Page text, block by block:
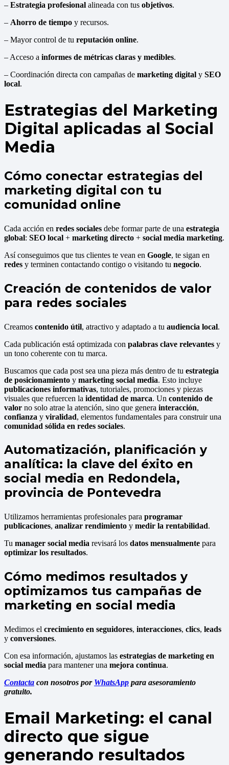
– Estrategia profesional alineada con tus objetivos.
– Ahorro de tiempo y recursos.
– Mayor control de tu reputación online.
– Acceso a informes de métricas claras y medibles.
– Coordinación directa con campañas de marketing digital y SEO
local.
Estrategias del Marketing
Digital aplicadas al Social
Media
Cómo conectar estrategias del
marketing digital con tu
comunidad online
Cada acción en redes sociales debe formar parte de una estrategia
global: SEO local + marketing directo + social media marketing.
Así conseguimos que tus clientes te vean en Google, te sigan en
redes y terminen contactando contigo o visitando tu negocio.
Creación de contenidos de valor
para redes sociales
Creamos contenido útil, atractivo y adaptado a tu audiencia local.
Cada publicación está optimizada con palabras clave relevantes y
un tono coherente con tu marca.
Buscamos que cada post sea una pieza más dentro de tu estrategia
de posicionamiento y marketing social media. Esto incluye
publicaciones informativas, tutoriales, promociones y piezas
visuales que refuercen la identidad de marca. Un contenido de
valor no solo atrae la atención, sino que genera interacción,
confianza y viralidad, elementos fundamentales para construir una
comunidad sólida en redes sociales.
Automatización, planificación y
analítica: la clave del éxito en
social media en Redondela,
provincia de Pontevedra
Utilizamos herramientas profesionales para programar
publicaciones, analizar rendimiento y medir la rentabilidad.
Tu manager social media revisará los datos mensualmente para
optimizar los resultados.
Cómo medimos resultados y
optimizamos tus campañas de
marketing en social media
Medimos el crecimiento en seguidores, interacciones, clics, leads
y conversiones.
Con esa información, ajustamos las estrategias de marketing en
social media para mantener una mejora continua.
Contacta con nosotros por WhatsApp para asesoramiento
gratuito.
Email Marketing: el canal
directo que sigue
generando resultados